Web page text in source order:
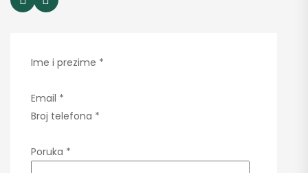
Ime i prezime *
Email *
Broj telefona *
Poruka *